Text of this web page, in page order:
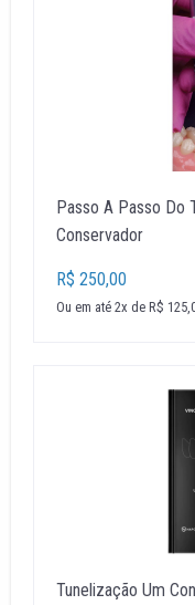
Passo A Passo Do
Conservador
R$ 250,00
Ou em até 2x de R$
Tunelização Um